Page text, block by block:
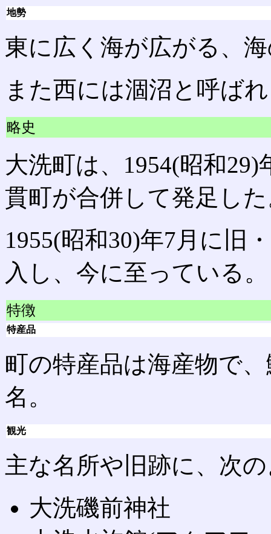
地勢
東に広く海が広がる、
また西には涸沼と呼ば
略史
大洗町は、1954(昭和
貫町が合併して発足し
1955(昭和30)年7月に旧
入し、今に至っている。
特徴
特産品
町の特産品は海産物で
名。
観光
主な名所や旧跡に、次
大洗磯前神社